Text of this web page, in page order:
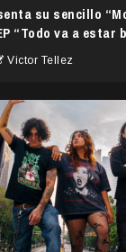
su sencillo
“Todo va a estar
Victor Tellez